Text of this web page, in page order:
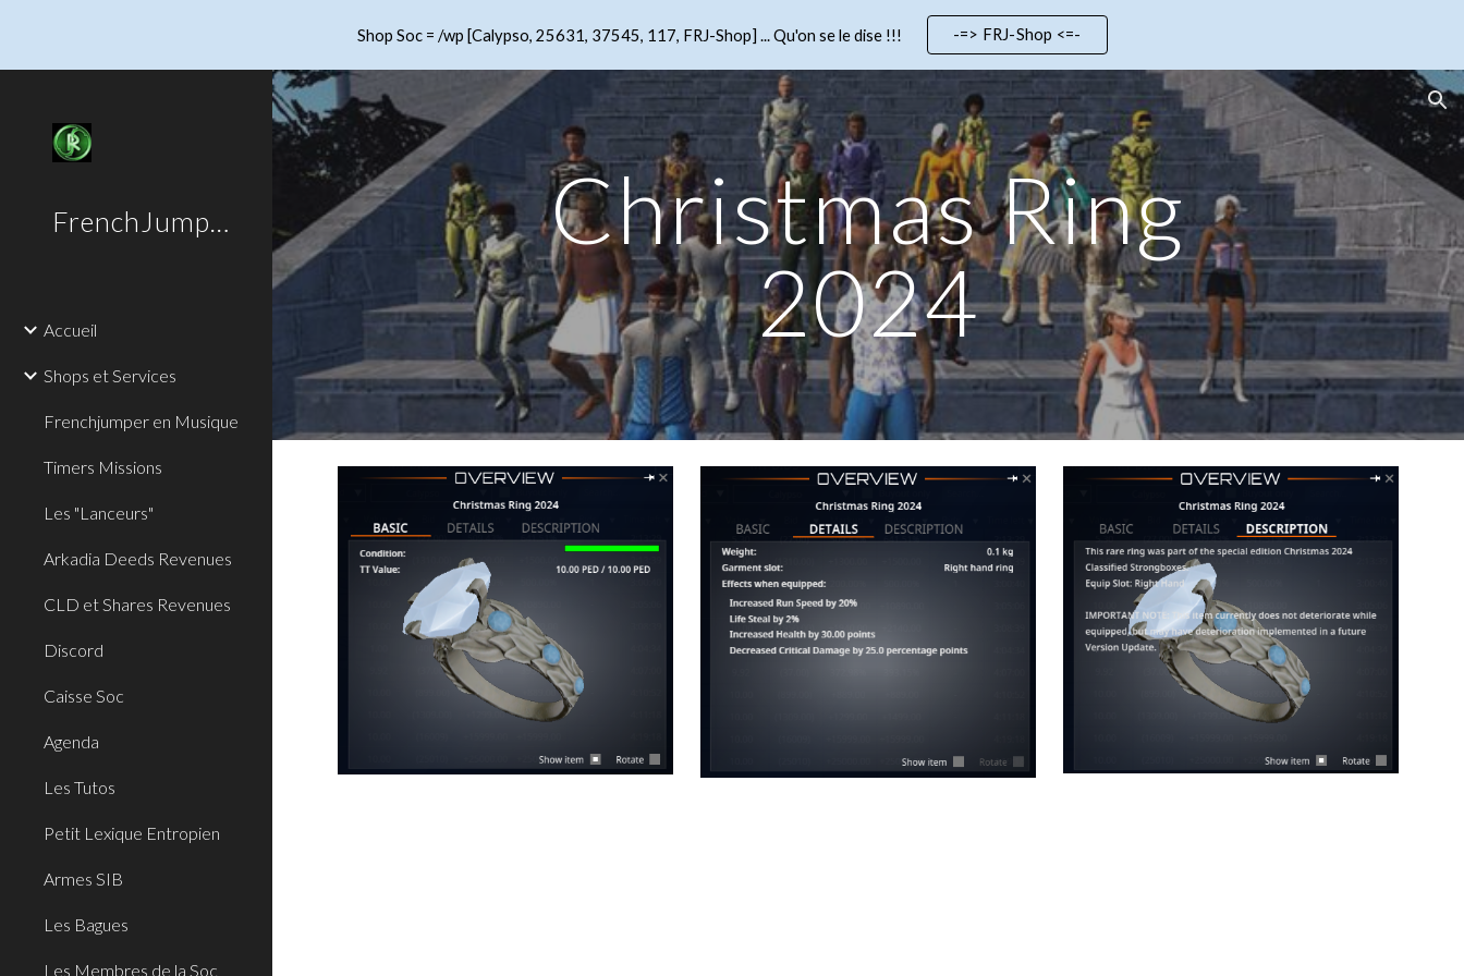
Skip to main content Skip to navigation
Shop Soc = /wp [Calypso, 25631, 37545, 117, FRJ-Shop] ... Qu'on se le dise !!! -=> FRJ-Shop <=-
FrenchJumper
Accueil
Shops et Services
Frenchjumper en Musique
Timers Missions
Les "Lanceurs"
Arkadia Deeds Revenues
CLD et Shares Revenues
Discord
Caisse Soc
Agenda
Les Tutos
Petit Lexique Entropien
Armes SIB
Les Bagues
Les Membres de la Soc
Christmas Ring
2024